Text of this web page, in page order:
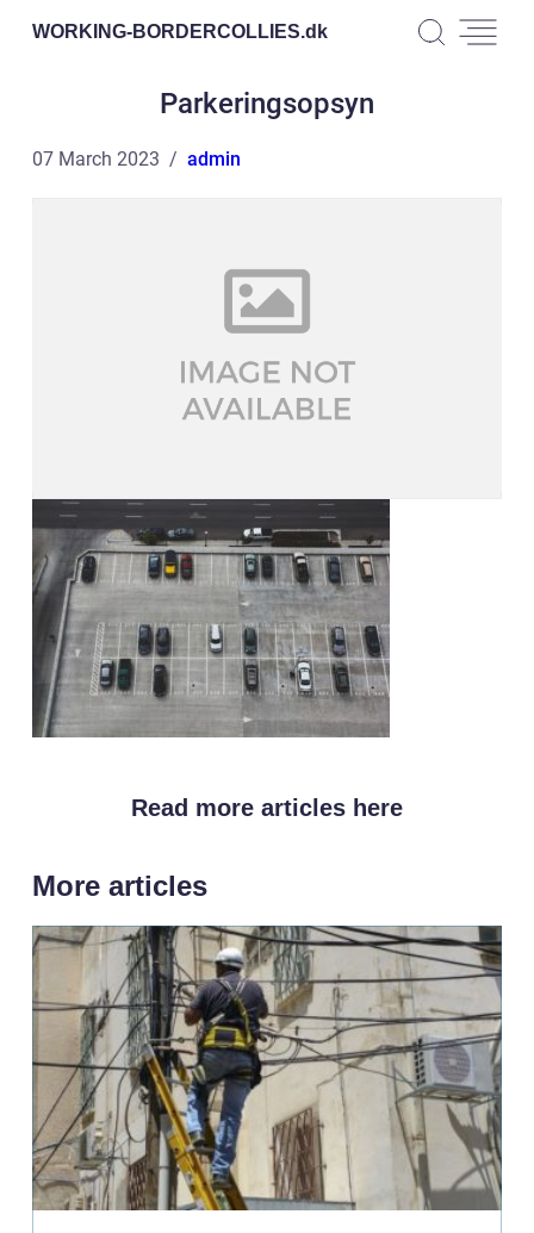
WORKING-BORDERCOLLIES.dk
Parkeringsopsyn
07 March 2023 admin
Read more articles here
More articles